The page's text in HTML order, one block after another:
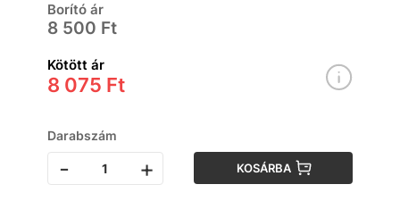
Borító ár
8 500 Ft
Kötött ár
8 075 Ft
Darabszám
- + KOSÁRBA